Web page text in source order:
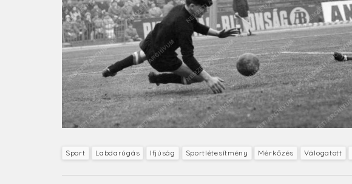
Sport Labdarúgás Ifjúság Sportlétesítmény Mérkőzés Válogatott